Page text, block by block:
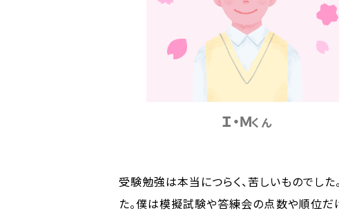
Ｉ・Ｍくん
受験勉強は本当につらく、苦しいものでし
た。僕は模擬試験や答練会の点数や順位だ